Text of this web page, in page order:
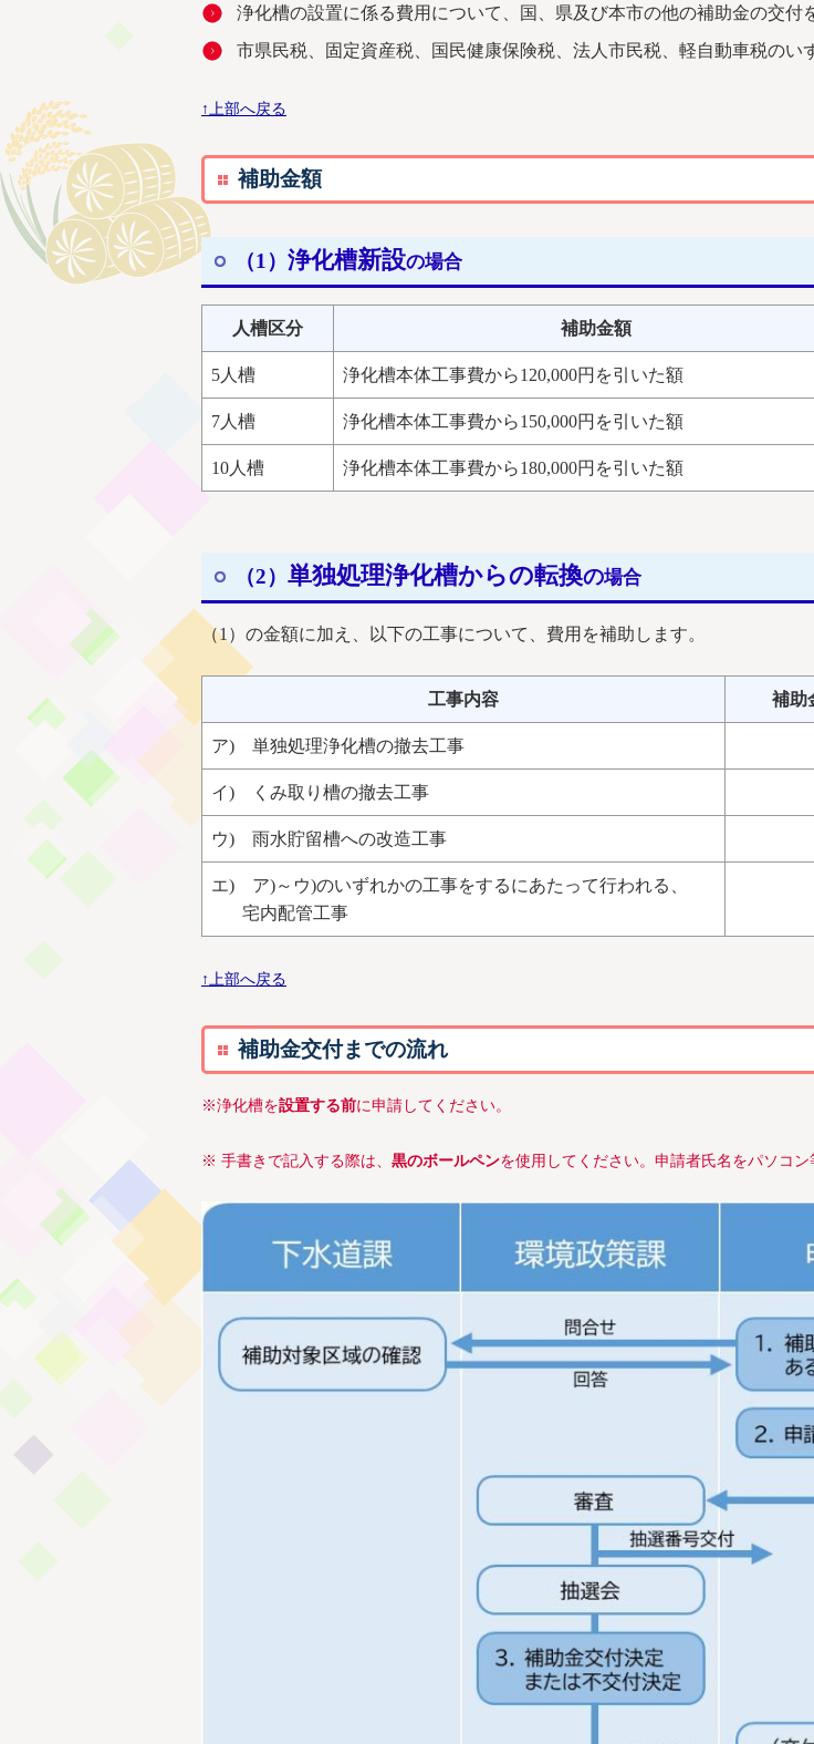
浄化槽の設置に係る費用について、国、県及び本市の他の補助金の交付
市県民税、固定資産税、国民健康保険税、法人市民税、軽自動車税のい
↑上部へ戻る
補助金額
（1） 浄化槽新設の場合
人槽区分 補助金額
5人槽 浄化槽本体工事費から120,000円を引いた額
7人槽 浄化槽本体工事費から150,000円を引いた額
10人槽 浄化槽本体工事費から180,000円を引いた額
（2） 単独処理浄化槽からの転換の場合
（1）の金額に加え、以下の工事について、費用を補助します。
工事内容 補助
ア) 単独処理浄化槽の撤去工事
イ) くみ取り槽の撤去工事
ウ) 雨水貯留槽への改造工事
エ) ア)～ウ)のいずれかの工事をするにあたって行われる、
宅内配管工事
↑上部へ戻る
補助金交付までの流れ
※浄化槽を設置する前に申請してください。
※ 手書きで記入する際は、 黒のボールペンを使用してください。 申請者氏名をパソコン